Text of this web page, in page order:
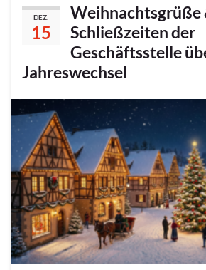
DEZ.
15
Weihnachtsgrüße
Schließzeiten der
Geschäftsstelle
Jahreswechsel